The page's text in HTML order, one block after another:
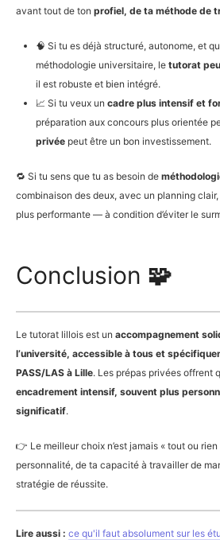
avant tout de ton profiel, de ta méthode de
🧠 Si tu es déjà structuré, autonome, et
méthodologie universitaire, le tutorat
il est robuste et bien intégré.
📈 Si tu veux un cadre plus intensif et
préparation aux concours plus orientée
privée peut être un bon investissement.
🔁 Si tu sens que tu as besoin de
combinaison des deux, avec un planning
plus performante — à condition d’éviter le
Conclusion 🧩
Le tutorat lillois est un accompagnement
l’université, accessible à tous et
PASS/LAS à Lille. Les prépas privées offrent
encadrement intensif, souvent plus
significatif.
👉 Le meilleur choix n’est jamais « tout ou
personnalité, de ta capacité à travailler de
stratégie de réussite.
Lire aussi : ce qu'il faut absolument sur les